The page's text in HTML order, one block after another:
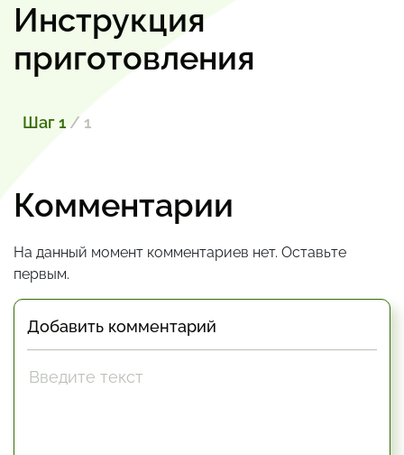
Инструкция
приготовления
Шаг 1 / 1
Комментарии
На данный момент комментариев нет. Оставьте
первым.
Добавить комментарий